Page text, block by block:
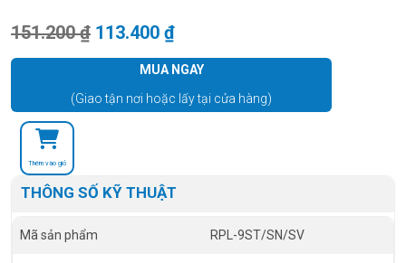
151.200₫ Giá gốc là: 151.200 ₫.
113.400 ₫Giá hiện tại là: 113.400 ₫.
MUA NGAY
(Giao tận nơi hoặc lấy tại cửa hàng)
Thêm vào giỏ
THÔNG SỐ KỸ THUẬT
Mã sản phẩm RPL-9ST/SN/SV